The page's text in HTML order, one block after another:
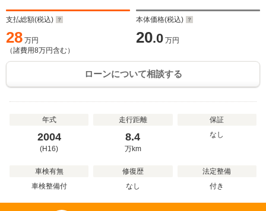
支払総額(税込)
28 万円
（諸費用8万円含む）
本体価格(税込)
20.0 万円
ローンについて相談する
年式
2004
(H16)
走行距離
8.4
万km
保証
なし
車検有無
車検整備付
修復歴
なし
法定整備
付き